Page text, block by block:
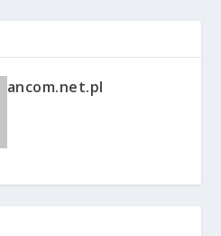
ancom.net.pl